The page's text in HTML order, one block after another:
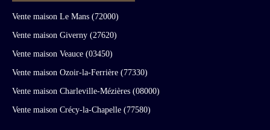
Vente maison Le Mans (72000)
Vente maison Giverny (27620)
Vente maison Veauce (03450)
Vente maison Ozoir-la-Ferrière (77330)
Vente maison Charleville-Mézières (08000)
Vente maison Crécy-la-Chapelle (77580)